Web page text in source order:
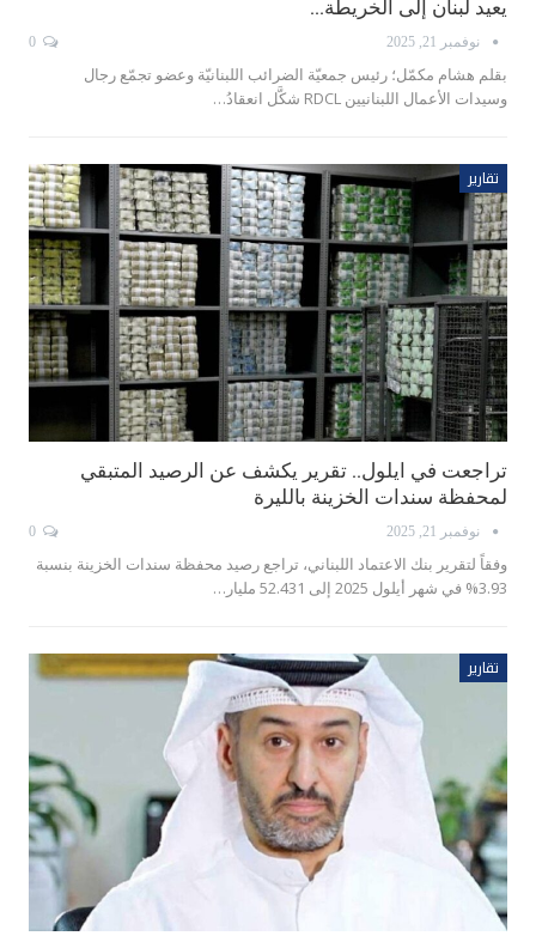
يعيد لبنان إلى الخريطة…
نوفمبر 21, 2025
بقلم هشام مكمّل؛ رئيس جمعيّة الضرائب اللبنانيّة وعضو تجمّع رجال
وسيدات الأعمال اللبنانيين RDCL شكَّل انعقادُ…
تقارير
تراجعت في ايلول.. تقرير يكشف عن الرصيد المتبقي
لمحفظة سندات الخزينة بالليرة
نوفمبر 21, 2025
وفقاً لتقرير بنك الاعتماد اللبناني، تراجع رصيد محفظة سندات الخزينة بنسبة
3.93% في شهر أيلول 2025 إلى 52.431 مليار…
تقارير